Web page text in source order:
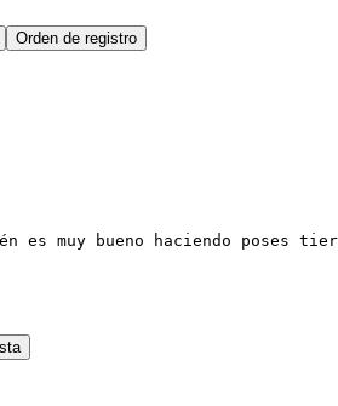
Orden de registro
es muy bueno haciendo